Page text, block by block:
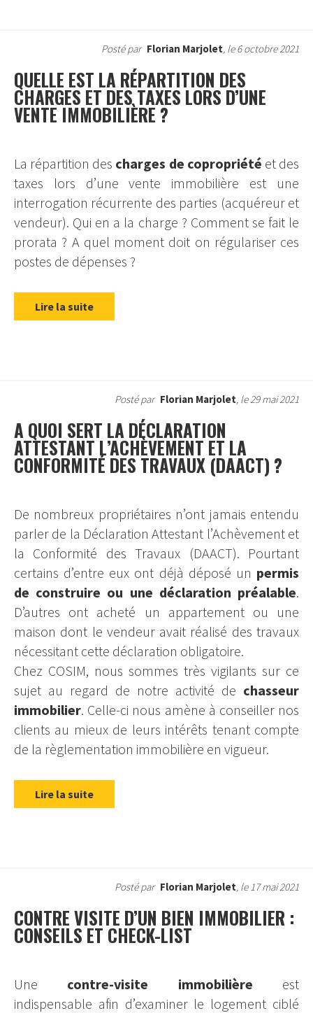
Posté par Florian Marjolet, le 6 octobre 2021
QUELLE EST LA RÉPARTITION DES
CHARGES ET DES TAXES LORS D’UNE
VENTE IMMOBILIÈRE ?
La répartition des charges de copropriété et des
taxes lors d’une vente immobilière est une
interrogation récurrente des parties (acquéreur et
vendeur). Qui en a la charge ? Comment se fait le
prorata ? A quel moment doit on régulariser ces
postes de dépenses ?
Lire la suite
Posté par Florian Marjolet, le 29 mai 2021
A QUOI SERT LA DÉCLARATION
ATTESTANT L’ACHÈVEMENT ET LA
CONFORMITÉ DES TRAVAUX (DAACT) ?
De nombreux propriétaires n’ont jamais entendu
parler de la Déclaration Attestant l’Achèvement et
la Conformité des Travaux (DAACT). Pourtant
certains d’entre eux ont déjà déposé un permis
de construire ou une déclaration préalable.
D’autres ont acheté un appartement ou une
maison dont le vendeur avait réalisé des travaux
nécessitant cette déclaration obligatoire.
Chez COSIM, nous sommes très vigilants sur ce
sujet au regard de notre activité de chasseur
immobilier. Celle-ci nous amène à conseiller nos
clients au mieux de leurs intérêts tenant compte
de la règlementation immobilière en vigueur.
Lire la suite
Posté par Florian Marjolet, le 17 mai 2021
CONTRE VISITE D’UN BIEN IMMOBILIER :
CONSEILS ET CHECK-LIST
Une contre-visite immobilière est
indispensable afin d’examiner le logement ciblé